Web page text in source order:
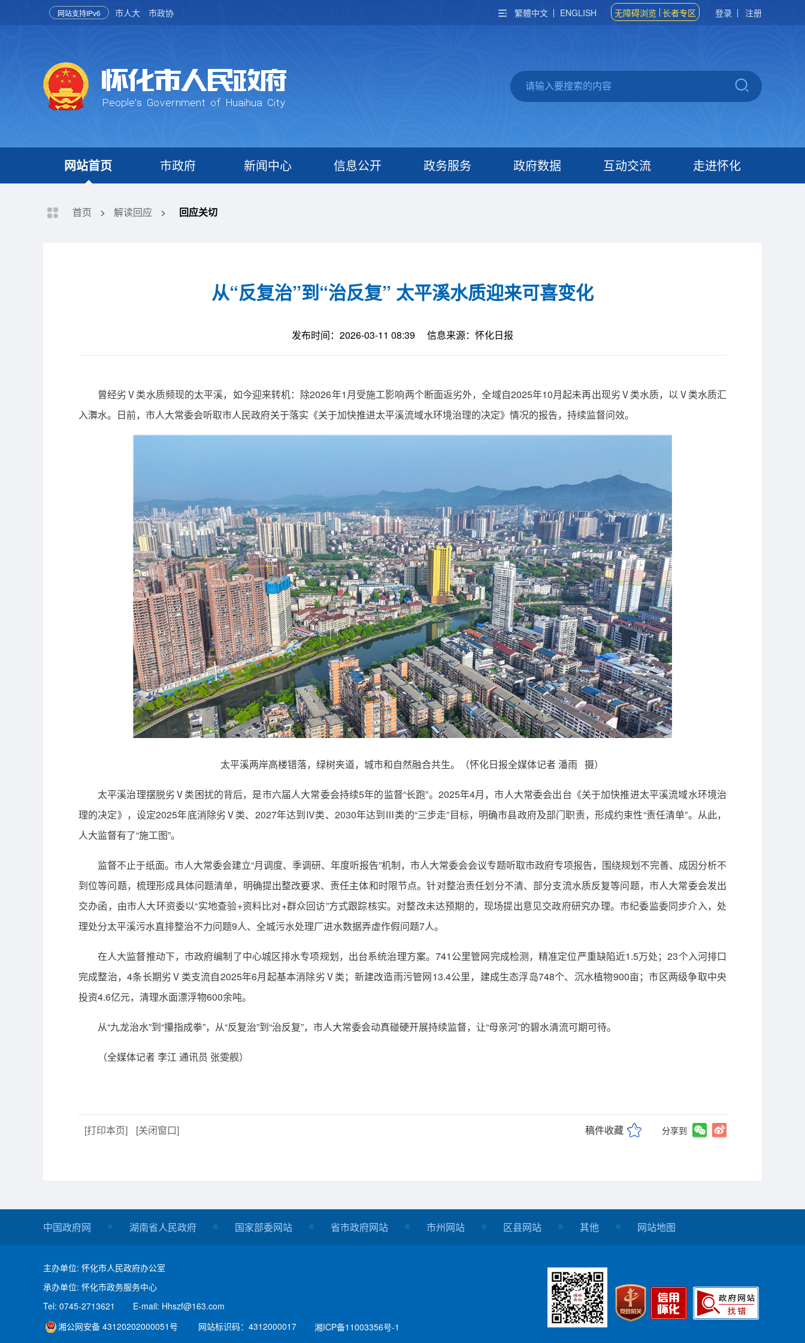
网站支持IPv6 市人大 市政协 繁體中文 ENGLISH 无障碍浏览 长者专区 登录 注册
网站首页 市政府 新闻中心 信息公开 政务服务 政府数据 互动交流 走进怀化
首页 > 解读回应 > 回应关切
​从“反复治”到“治反复” 太平溪水质迎来可喜变化
发布时间：2026-03-11 08:39 信息来源：怀化日报
曾经劣Ⅴ类水质频现的太平溪，如今迎来转机：除2026年1月受施工影响两个断面返劣外，全域自2025年10月起未再出现劣Ⅴ类水质，以Ⅴ类水质汇
入㵲水。日前，市人大常委会听取市人民政府关于落实《关于加快推进太平溪流域水环境治理的决定》情况的报告，持续监督问效。
太平溪两岸高楼错落，绿树夹道，城市和自然融合共生。（怀化日报全媒体记者 潘雨 摄）
太平溪治理摆脱劣Ⅴ类困扰的背后，是市六届人大常委会持续5年的监督“长跑”。2025年4月，市人大常委会出台《关于加快推进太平溪流域水环境治
理的决定》，设定2025年底消除劣Ⅴ类、2027年达到Ⅳ类、2030年达到Ⅲ类的“三步走”目标，明确市县政府及部门职责，形成约束性“责任清单”。从此，
人大监督有了“施工图”。
监督不止于纸面。市人大常委会建立“月调度、季调研、年度听报告”机制，市人大常委会会议专题听取市政府专项报告，围绕规划不完善、成因分析不
到位等问题，梳理形成具体问题清单，明确提出整改要求、责任主体和时限节点。针对整治责任划分不清、部分支流水质反复等问题，市人大常委会发出
交办函，由市人大环资委以“实地查验+资料比对+群众回访”方式跟踪核实。对整改未达预期的，现场提出意见交政府研究办理。市纪委监委同步介入，处
理处分太平溪污水直排整治不力问题9人、全城污水处理厂进水数据弄虚作假问题7人。
在人大监督推动下，市政府编制了中心城区排水专项规划，出台系统治理方案。741公里管网完成检测，精准定位严重缺陷近1.5万处；23个入河排口
完成整治，4条长期劣Ⅴ类支流自2025年6月起基本消除劣Ⅴ类；新建改造雨污管网13.4公里，建成生态浮岛748个、沉水植物900亩；市区两级争取中央
投资4.6亿元，清理水面漂浮物600余吨。
从“九龙治水”到“攥指成拳”，从“反复治”到“治反复”，市人大常委会动真碰硬开展持续监督，让“母亲河”的碧水清流可期可待。
（全媒体记者 李江 通讯员 张雯舰）
[打印本页] [关闭窗口] 稿件收藏 分享到
中国政府网 湖南省人民政府 国家部委网站 省市政府网站 市州网站 区县网站 其他 网站地图
主办单位: 怀化市人民政府办公室
承办单位: 怀化市政务服务中心
Tel: 0745-2713621
E-mail: Hhszf@163.com
湘公网安备 43120202000051号
网站标识码：4312000017 湘ICP备11003356号-1